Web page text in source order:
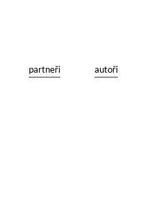
partneři autoři